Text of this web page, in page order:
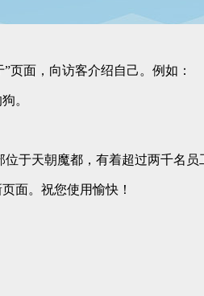
页面，向访客介绍自己。例如：
。
于天朝魔都，有着超过两千名员
面。祝您使用愉快！